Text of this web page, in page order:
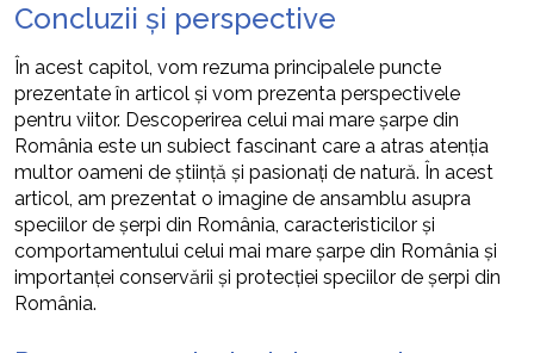
Concluzii și perspective
În acest capitol, vom rezuma principalele puncte
prezentate în articol și vom prezenta perspectivele
pentru viitor. Descoperirea celui mai mare șarpe din
România este un subiect fascinant care a atras atenția
multor oameni de știință și pasionați de natură. În acest
articol, am prezentat o imagine de ansamblu asupra
speciilor de șerpi din România, caracteristicilor și
comportamentului celui mai mare șarpe din România și
importanței conservării și protecției speciilor de șerpi din
România.